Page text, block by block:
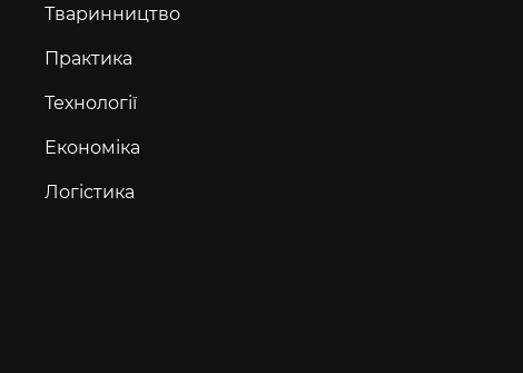
Тваринництво
Практика
Технології
Економіка
Логістика